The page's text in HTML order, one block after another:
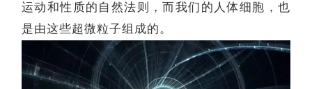
运动和性质的自然法则，而我们的人体细胞，也
是由这些超微粒子组成的。